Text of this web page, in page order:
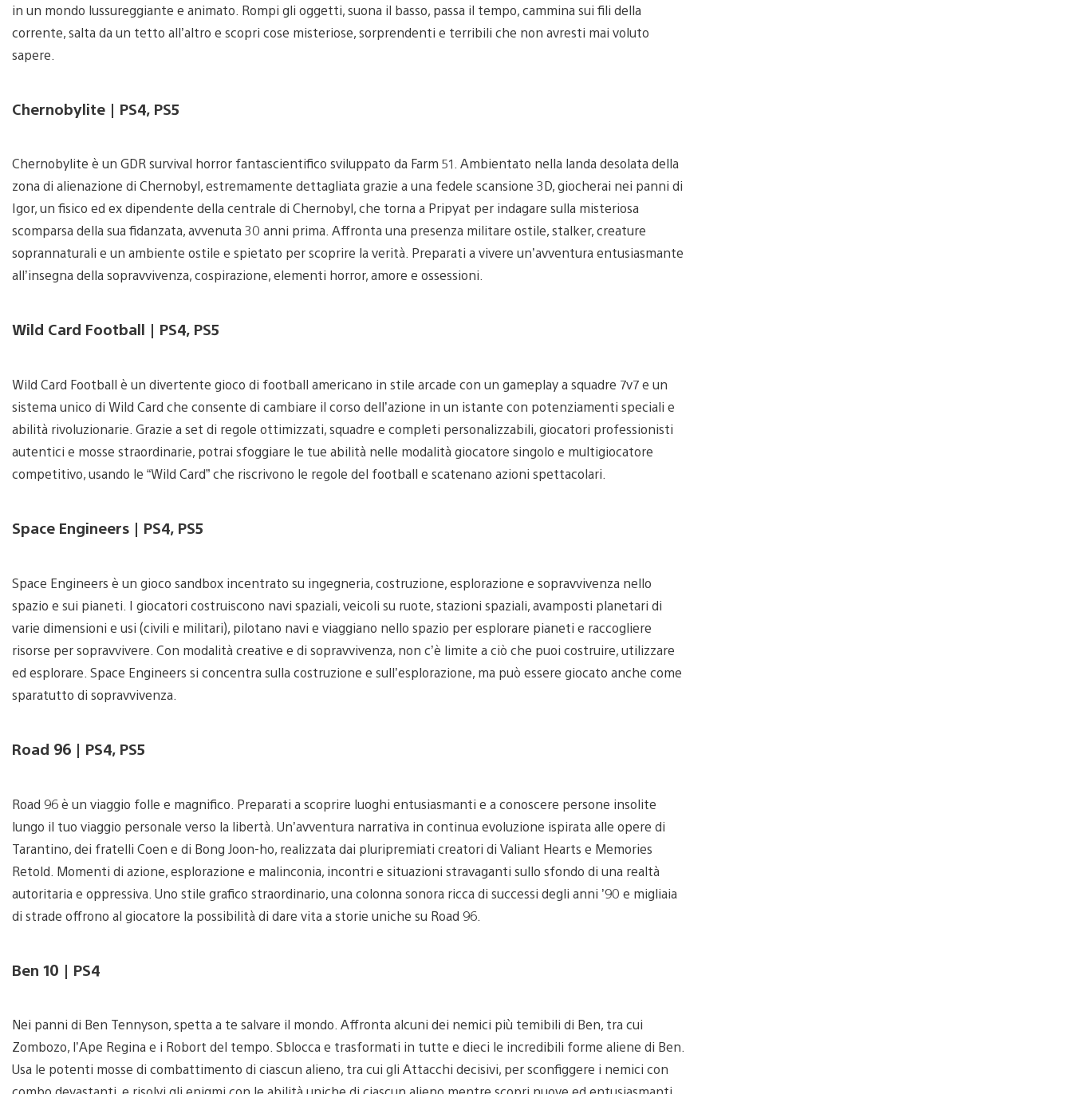
in un mondo lussureggiante e animato. Rompi gli oggetti, suona il basso, passa il tempo, cammina sui fili della
corrente, salta da un tetto all’altro e scopri cose misteriose, sorprendenti e terribili che non avresti mai voluto
sapere.
Chernobylite | PS4, PS5
Chernobylite è un GDR survival horror fantascientifico sviluppato da Farm 51. Ambientato nella landa desolata della
zona di alienazione di Chernobyl, estremamente dettagliata grazie a una fedele scansione 3D, giocherai nei panni di
Igor, un fisico ed ex dipendente della centrale di Chernobyl, che torna a Pripyat per indagare sulla misteriosa
scomparsa della sua fidanzata, avvenuta 30 anni prima. Affronta una presenza militare ostile, stalker, creature
soprannaturali e un ambiente ostile e spietato per scoprire la verità. Preparati a vivere un’avventura entusiasmante
all’insegna della sopravvivenza, cospirazione, elementi horror, amore e ossessioni.
Wild Card Football | PS4, PS5
Wild Card Football è un divertente gioco di football americano in stile arcade con un gameplay a squadre 7v7 e un
sistema unico di Wild Card che consente di cambiare il corso dell’azione in un istante con potenziamenti speciali e
abilità rivoluzionarie. Grazie a set di regole ottimizzati, squadre e completi personalizzabili, giocatori professionisti
autentici e mosse straordinarie, potrai sfoggiare le tue abilità nelle modalità giocatore singolo e multigiocatore
competitivo, usando le “Wild Card” che riscrivono le regole del football e scatenano azioni spettacolari.
Space Engineers | PS4, PS5
Space Engineers è un gioco sandbox incentrato su ingegneria, costruzione, esplorazione e sopravvivenza nello
spazio e sui pianeti. I giocatori costruiscono navi spaziali, veicoli su ruote, stazioni spaziali, avamposti planetari di
varie dimensioni e usi (civili e militari), pilotano navi e viaggiano nello spazio per esplorare pianeti e raccogliere
risorse per sopravvivere. Con modalità creative e di sopravvivenza, non c’è limite a ciò che puoi costruire, utilizzare
ed esplorare. Space Engineers si concentra sulla costruzione e sull’esplorazione, ma può essere giocato anche come
sparatutto di sopravvivenza.
Road 96 | PS4, PS5
Road 96 è un viaggio folle e magnifico. Preparati a scoprire luoghi entusiasmanti e a conoscere persone insolite
lungo il tuo viaggio personale verso la libertà. Un’avventura narrativa in continua evoluzione ispirata alle opere di
Tarantino, dei fratelli Coen e di Bong Joon-ho, realizzata dai pluripremiati creatori di Valiant Hearts e Memories
Retold. Momenti di azione, esplorazione e malinconia, incontri e situazioni stravaganti sullo sfondo di una realtà
autoritaria e oppressiva. Uno stile grafico straordinario, una colonna sonora ricca di successi degli anni ’90 e migliaia
di strade offrono al giocatore la possibilità di dare vita a storie uniche su Road 96.
Ben 10 | PS4
Nei panni di Ben Tennyson, spetta a te salvare il mondo. Affronta alcuni dei nemici più temibili di Ben, tra cui
Zombozo, l’Ape Regina e i Robort del tempo. Sblocca e trasformati in tutte e dieci le incredibili forme aliene di Ben.
Usa le potenti mosse di combattimento di ciascun alieno, tra cui gli Attacchi decisivi, per sconfiggere i nemici con